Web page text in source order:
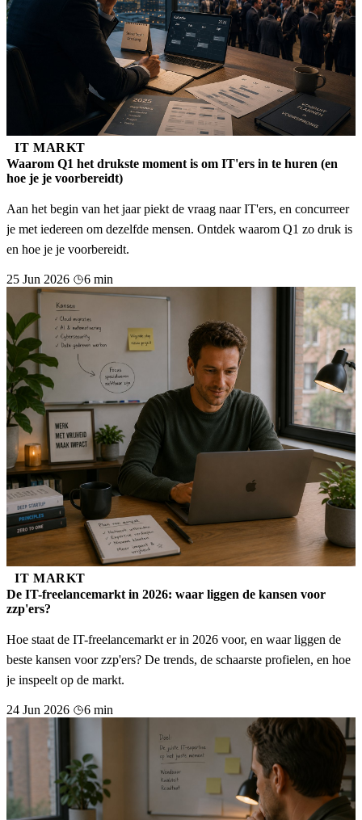
IT MARKT
Waarom Q1 het drukste moment is om IT'ers in te huren (en
hoe je je voorbereidt)
Aan het begin van het jaar piekt de vraag naar IT'ers, en concurreer
je met iedereen om dezelfde mensen. Ontdek waarom Q1 zo druk is
en hoe je je voorbereidt.
25 Jun 2026 6 min
IT MARKT
De IT-freelancemarkt in 2026: waar liggen de kansen voor
zzp'ers?
Hoe staat de IT-freelancemarkt er in 2026 voor, en waar liggen de
beste kansen voor zzp'ers? De trends, de schaarste profielen, en hoe
je inspeelt op de markt.
24 Jun 2026 6 min